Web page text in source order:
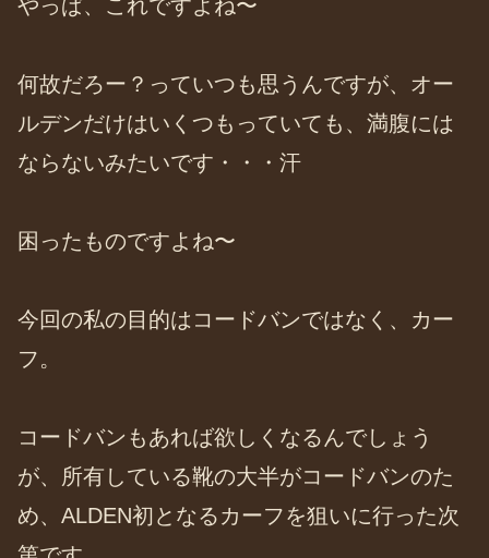
やっぱ、これですよね〜
何故だろー？っていつも思うんですが、オー
ルデンだけはいくつもっていても、満腹には
ならないみたいです・・・汗
困ったものですよね〜
今回の私の目的はコードバンではなく、カー
フ。
コードバンもあれば欲しくなるんでしょう
が、所有している靴の大半がコードバンのた
め、ALDEN初となるカーフを狙いに行った次